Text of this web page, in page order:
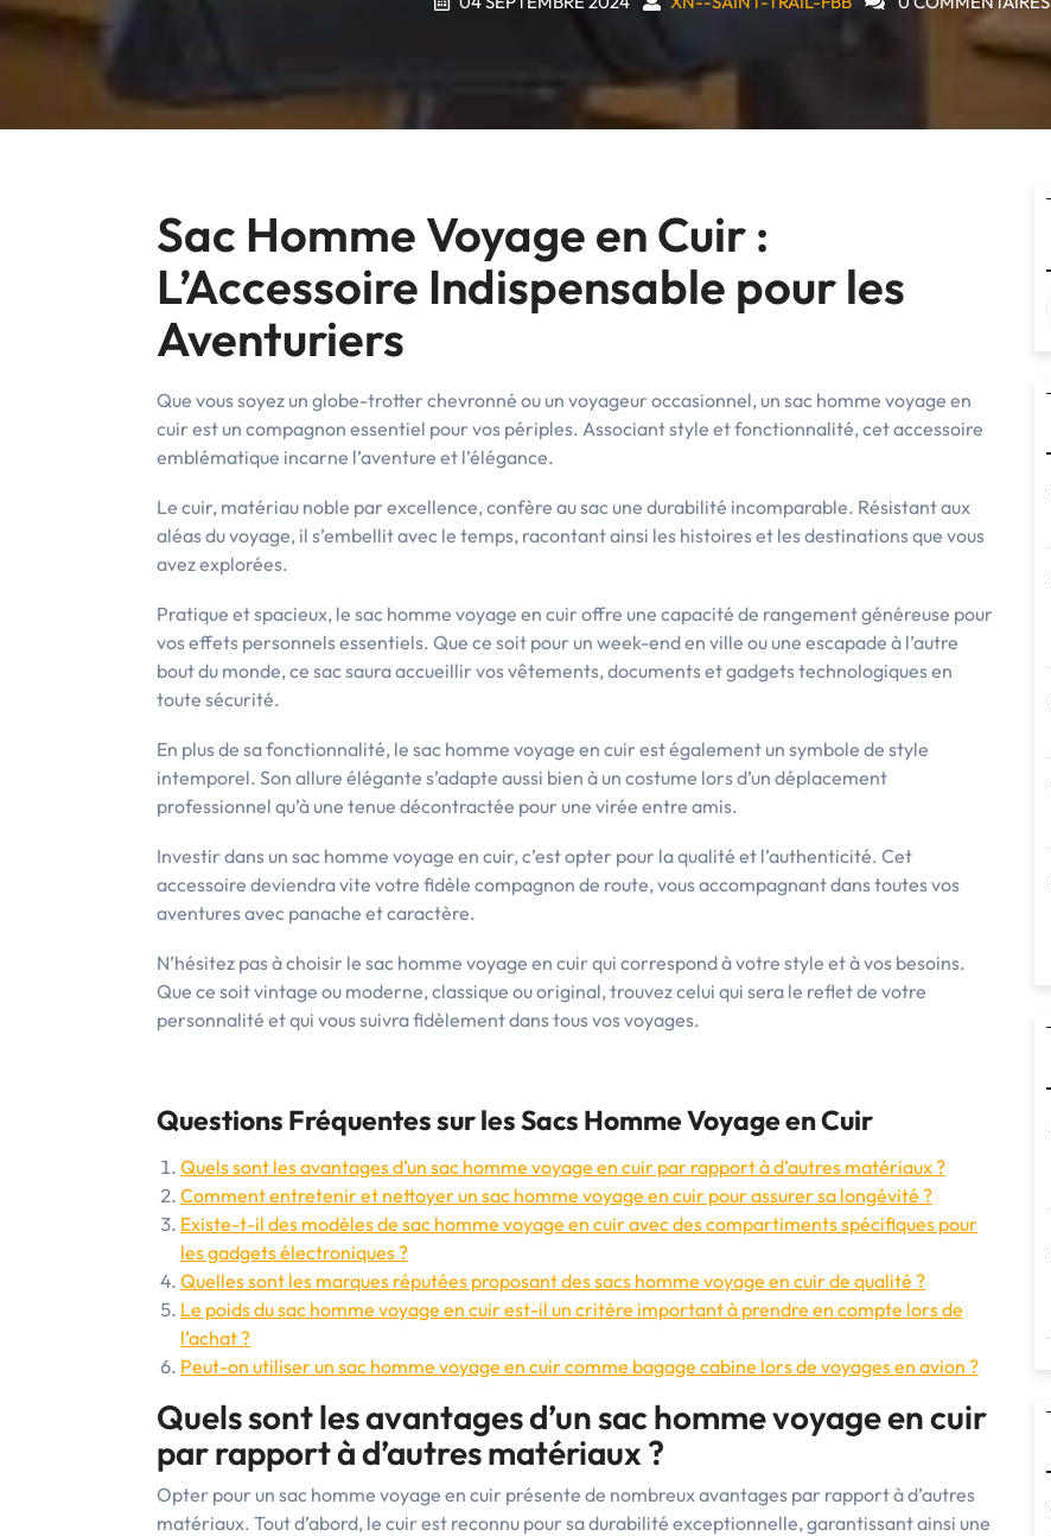
Sac Homme Voyage en Cuir :
L’Accessoire Indispensable pour les
Aventuriers
Que vous soyez un globe-trotter chevronné ou un voyageur occasionnel, un sac homme voyage en
cuir est un compagnon essentiel pour vos périples. Associant style et fonctionnalité, cet accessoire
emblématique incarne l’aventure et l’élégance.
Le cuir, matériau noble par excellence, confère au sac une durabilité incomparable. Résistant aux
aléas du voyage, il s’embellit avec le temps, racontant ainsi les histoires et les destinations que vous
avez explorées.
Pratique et spacieux, le sac homme voyage en cuir offre une capacité de rangement généreuse pour
vos effets personnels essentiels. Que ce soit pour un week-end en ville ou une escapade à l’autre
bout du monde, ce sac saura accueillir vos vêtements, documents et gadgets technologiques en
toute sécurité.
En plus de sa fonctionnalité, le sac homme voyage en cuir est également un symbole de style
intemporel. Son allure élégante s’adapte aussi bien à un costume lors d’un déplacement
professionnel qu’à une tenue décontractée pour une virée entre amis.
Investir dans un sac homme voyage en cuir, c’est opter pour la qualité et l’authenticité. Cet
accessoire deviendra vite votre fidèle compagnon de route, vous accompagnant dans toutes vos
aventures avec panache et caractère.
N’hésitez pas à choisir le sac homme voyage en cuir qui correspond à votre style et à vos besoins.
Que ce soit vintage ou moderne, classique ou original, trouvez celui qui sera le reflet de votre
personnalité et qui vous suivra fidèlement dans tous vos voyages.
Questions Fréquentes sur les Sacs Homme Voyage en Cuir
Quels sont les avantages d’un sac homme voyage en cuir par rapport à d’autres matériaux ?
Comment entretenir et nettoyer un sac homme voyage en cuir pour assurer sa longévité ?
Existe-t-il des modèles de sac homme voyage en cuir avec des compartiments spécifiques pour
les gadgets électroniques ?
Quelles sont les marques réputées proposant des sacs homme voyage en cuir de qualité ?
Le poids du sac homme voyage en cuir est-il un critère important à prendre en compte lors de
l’achat ?
Peut-on utiliser un sac homme voyage en cuir comme bagage cabine lors de voyages en avion ?
Quels sont les avantages d’un sac homme voyage en cuir
par rapport à d’autres matériaux ?
Opter pour un sac homme voyage en cuir présente de nombreux avantages par rapport à d’autres
matériaux. Tout d’abord, le cuir est reconnu pour sa durabilité exceptionnelle, garantissant ainsi une